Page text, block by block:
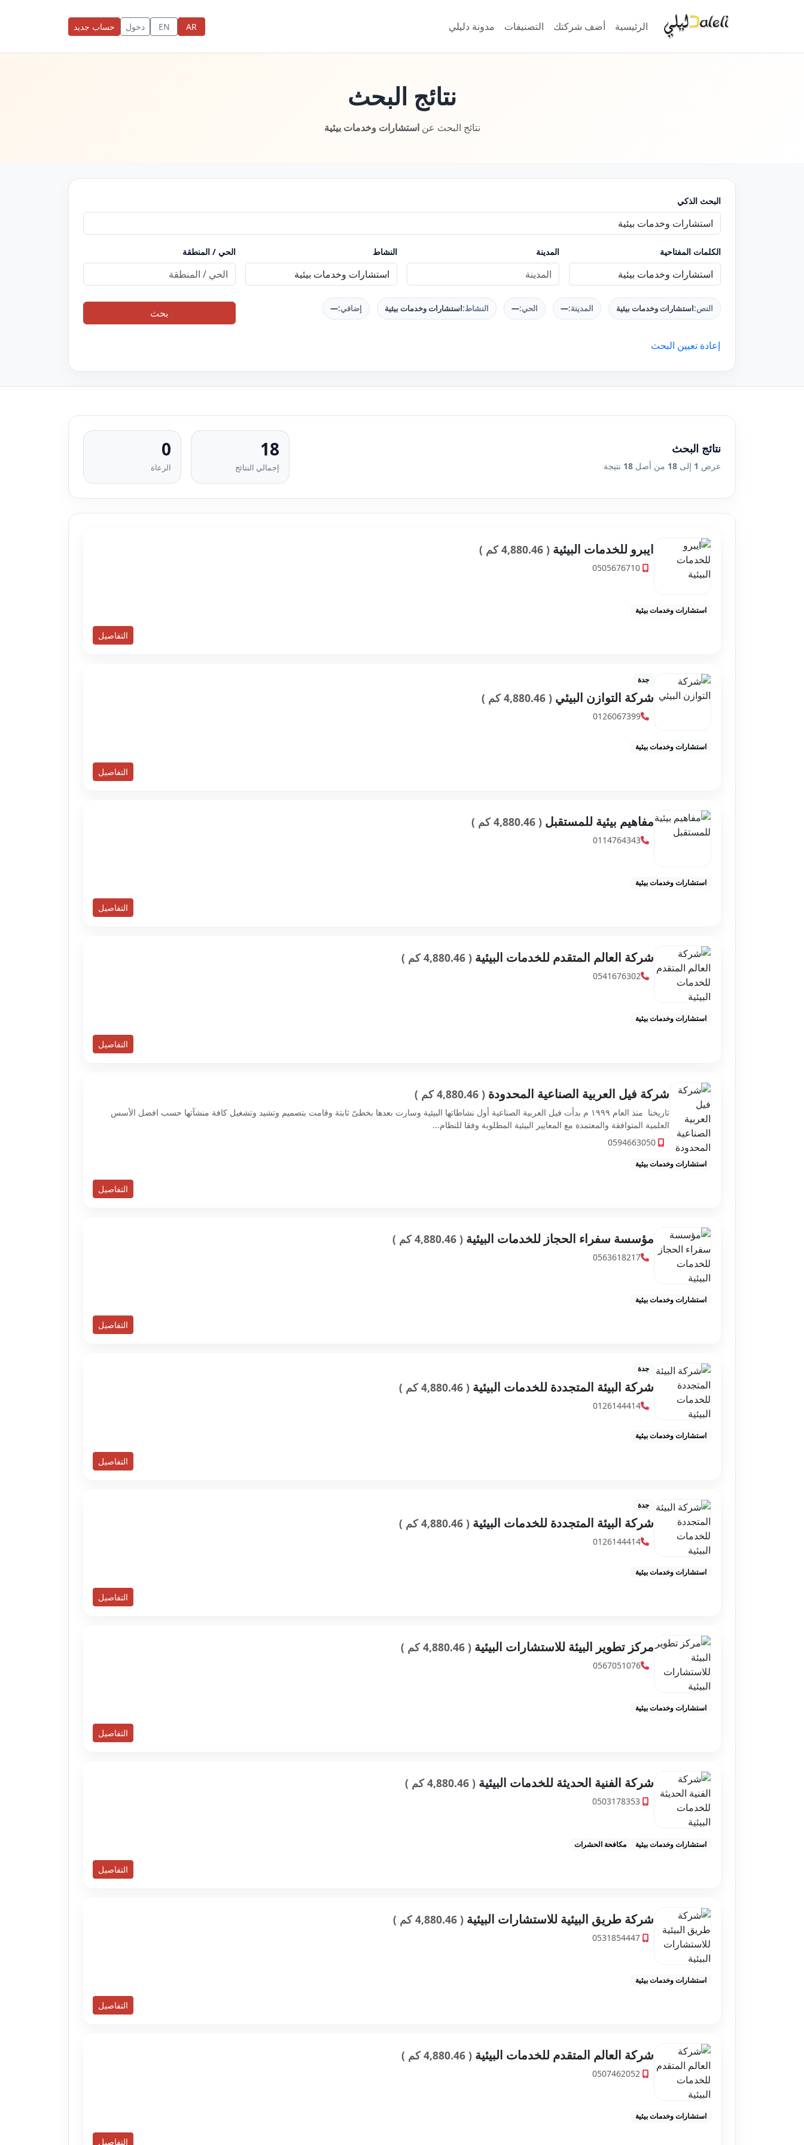
الرئيسية أضف شركتك التصنيفات مدونة دليلي AR
EN دخول حساب جديد
نتائج البحث
نتائج البحث عناستشارات وخدمات بيئية
البحث الذكي
الكلمات المفتاحية المدينة النشاط الحي / المنطقة
النص:استشارات وخدمات بيئية المدينة:— الحي:— النشاط:استشارات وخدمات بيئية إضافي:— بحث
إعادة تعيين البحث
نتائج البحث
عرض 1 إلى 18 من أصل 18 نتيجة
18
إجمالي النتائج
0
الرعاة
ايبرو للخدمات البيئية ( 4,880.46 كم )
0505676710
استشارات وخدمات بيئية
التفاصيل
جدة
شركة التوازن البيئي ( 4,880.46 كم )
0126067399
استشارات وخدمات بيئية
التفاصيل
مفاهيم بيئية للمستقبل ( 4,880.46 كم )
0114764343
استشارات وخدمات بيئية
التفاصيل
شركة العالم المتقدم للخدمات البيئية ( 4,880.46 كم )
0541676302
استشارات وخدمات بيئية
التفاصيل
شركة فيل العربية الصناعية المحدودة ( 4,880.46 كم )
تاريخنا منذ العام ١٩٩٩ م بدأت فيل العربية الصناعية أول نشاطاتها البيئية وسارت بعدها بخطىّ ثابتة وقامت بتصميم وتشيد وتشغيل كافة منشآتها حسب افضل الأسس
العلمية المتوافقة والمعتمدة مع المعايير البيئية المطلوبة وفقا للنظام...
0594663050
استشارات وخدمات بيئية
التفاصيل
مؤسسة سفراء الحجاز للخدمات البيئية ( 4,880.46 كم )
0563618217
استشارات وخدمات بيئية
التفاصيل
جدة
شركة البيئة المتجددة للخدمات البيئية ( 4,880.46 كم )
0126144414
استشارات وخدمات بيئية
التفاصيل
جدة
شركة البيئة المتجددة للخدمات البيئية ( 4,880.46 كم )
0126144414
استشارات وخدمات بيئية
التفاصيل
مركز تطوير البيئة للاستشارات البيئية ( 4,880.46 كم )
0567051076
استشارات وخدمات بيئية
التفاصيل
شركة الفنية الحديثة للخدمات البيئية ( 4,880.46 كم )
0503178353
استشارات وخدمات بيئية مكافحة الحشرات
التفاصيل
شركة طريق البيئية للاستشارات البيئية ( 4,880.46 كم )
0531854447
استشارات وخدمات بيئية
التفاصيل
شركة العالم المتقدم للخدمات البيئية ( 4,880.46 كم )
0507462052
استشارات وخدمات بيئية
التفاصيل